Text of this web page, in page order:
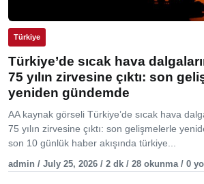
Türkiye
Türkiye’de sıcak hava
75 yılın zirvesine çıktı: son
yeniden gündemde
AA kaynak görseli Türkiye’de sıcak hava
75 yılın zirvesine çıktı: son gelişmelerle
son 10 günlük haber akışında türkiye...
admin / July 25, 2026 / 2 dk / 28 okunma / 0